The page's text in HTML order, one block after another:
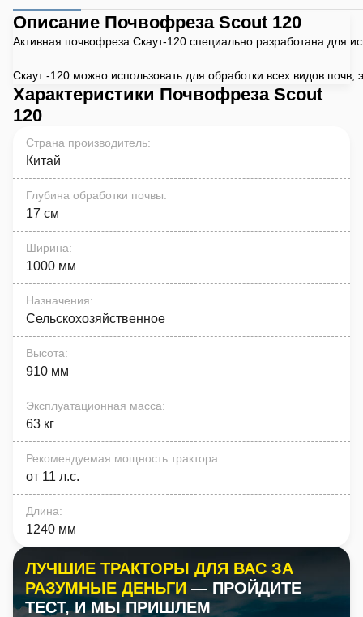
Описание Почвофреза Scout 120
Активная почвофреза Скаут-120 специально разработана для
Скаут -120 можно использовать для обработки всех видов
Характеристики Почвофреза Scout
120
Страна производитель:
Китай
Глубина обработки почвы:
17 см
Ширина:
1000 мм
Назначения:
Сельскохозяйственное
Высота:
910 мм
Эксплуатационная масса:
63 кг
Рекомендуемая мощность трактора:
от 11 л.с.
Длина:
1240 мм
ЛУЧШИЕ ТРАКТОРЫ ДЛЯ ВАС ЗА
РАЗУМНЫЕ ДЕНЬГИ — ПРОЙДИТЕ
ТЕСТ, И МЫ ПРИШЛЕМ